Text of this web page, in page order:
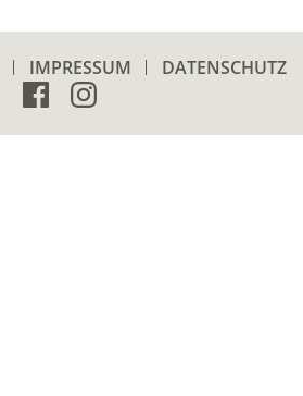
IMPRESSUM DATENSCHUTZ